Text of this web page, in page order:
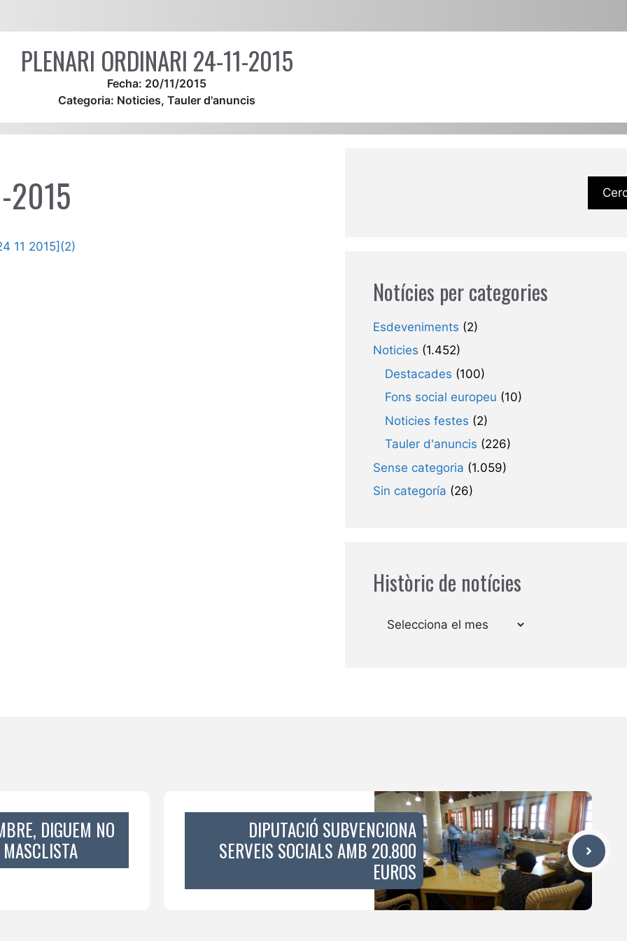
PLENARI ORDINARI 24-11-2015
Fecha: 20/11/2015
Categoria: Noticies, Tauler d'anuncis
2015
11 2015](2)
Notícies per categories
Esdeveniments (2)
Noticies (1.452)
Destacades (100)
Fons social europeu (10)
Noticies festes (2)
Tauler d'anuncis (226)
Sense categoria (1.059)
Sin categoría (26)
Històric de notícies
Arxius
DIGUEM NO
DIPUTACIÓ SUBVENCIONA
SERVEIS SOCIALS AMB 20.800
EUROS